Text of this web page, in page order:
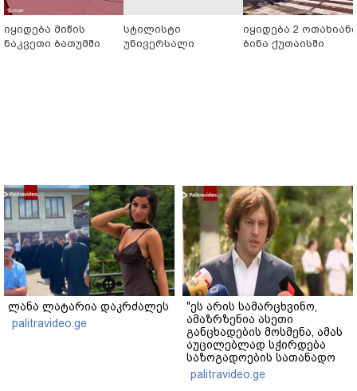
იყიდება მიწის
ნაკვეთი ბათუმში
სტილისტი
უნივერსალი
იყიდება 2 ოთახიანი
ბინა ქუთაისში
ლანა ლატარია დაკრძალეს
palitravideo.ge
"ეს არის სამარცხვინო,
ამაზრზენია ასეთი
განცხადების მოსმენა, ამას
აუცილებლად სჭირდება
საზოგადოების სათანადო
რეაქცია" - ირაკლი
კობახიძე
palitravideo.ge